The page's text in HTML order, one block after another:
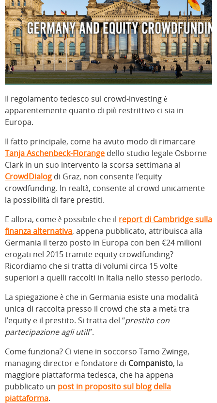
Il regolamento tedesco sul crowd-investing è
apparentemente quanto di più restrittivo ci sia in
Europa.
Il fatto principale, come ha avuto modo di rimarcare
Tanja Aschenbeck-Florange dello studio legale Osborne
Clark in un suo intervento la scorsa settimana al
CrowdDialog di Graz, non consente l’equity
crowdfunding. In realtà, consente al crowd unicamente
la possibilità di fare prestiti.
E allora, come è possibile che il report di Cambridge sulla
finanza alternativa, appena pubblicato, attribuisca alla
Germania il terzo posto in Europa con ben €24 milioni
erogati nel 2015 tramite equity crowdfunding?
Ricordiamo che si tratta di volumi circa 15 volte
superiori a quelli raccolti in Italia nello stesso periodo.
La spiegazione è che in Germania esiste una modalità
unica di raccolta presso il crowd che sta a metà tra
l’equity e il prestito. Si tratta del “prestito con
partecipazione agli utili”.
Come funziona? Ci viene in soccorso Tamo Zwinge,
managing director e fondatore di Companisto, la
maggiore piattaforma tedesca, che ha appena
pubblicato un post in proposito sul blog della
piattaforma.